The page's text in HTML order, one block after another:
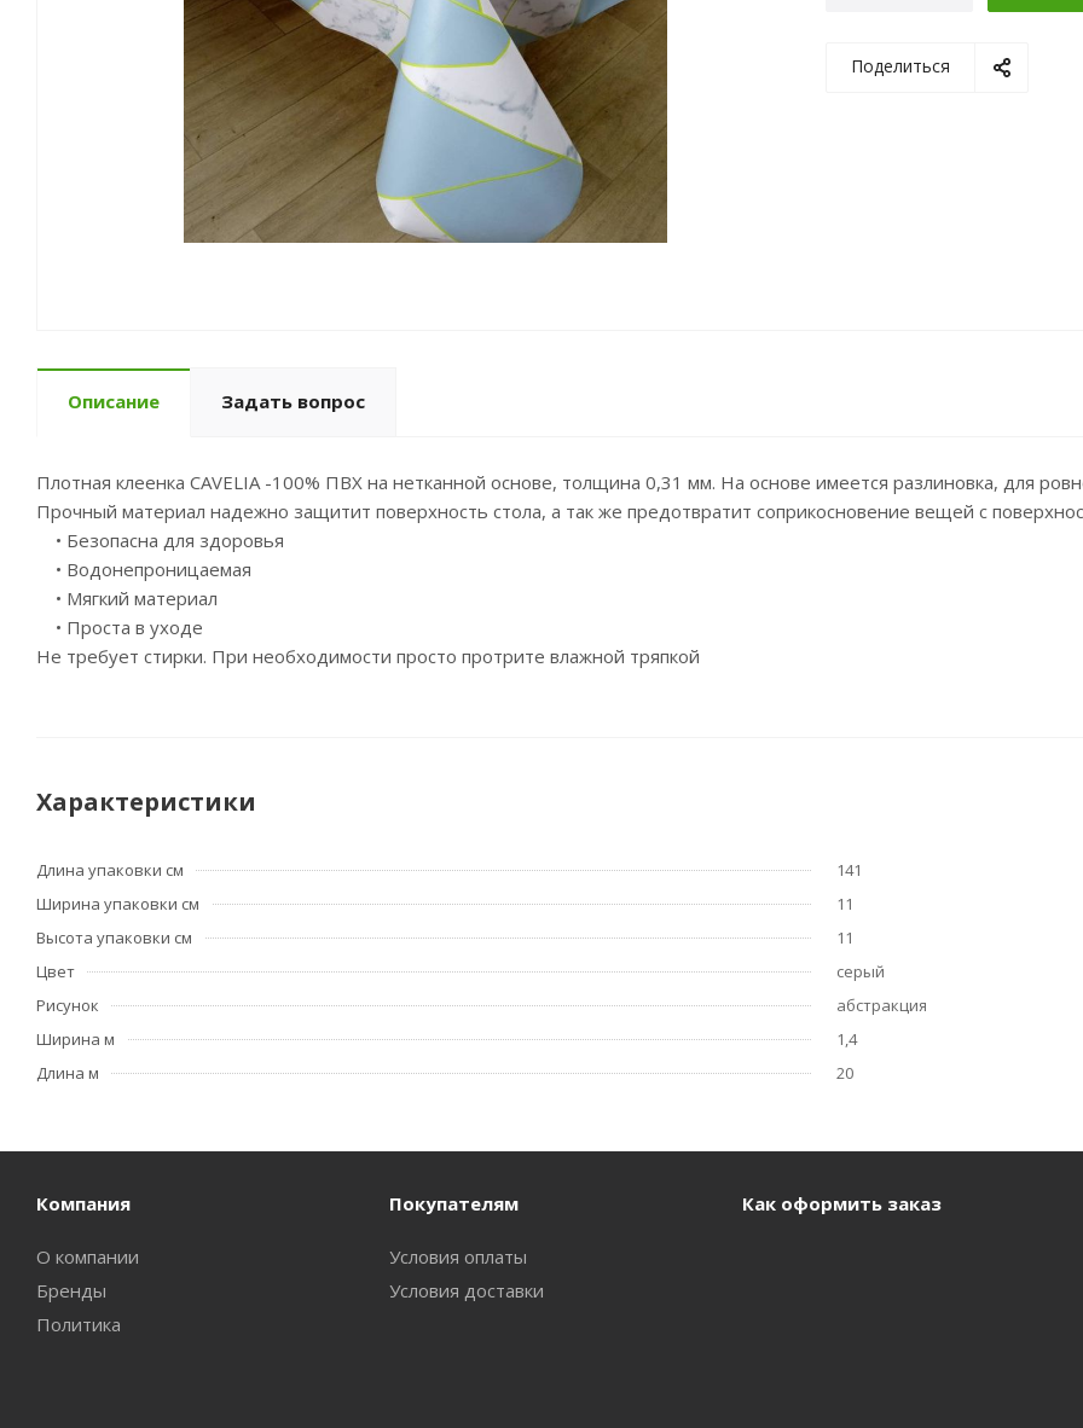
Поделиться
Описание Задать вопрос
Плотная клеенка CAVELIA -100% ПВХ на нетканной основе, толщина 0,31 мм. На основе имеется разлиновка, для
Прочный материал надежно защитит поверхность стола, а так же предотвратит соприкосновение вещей с
• Безопасна для здоровья
• Водонепроницаемая
• Мягкий материал
• Проста в уходе
Не требует стирки. При необходимости просто протрите влажной тряпкой
Характеристики
Длина упаковки см
141
Ширина упаковки см
11
Высота упаковки см
11
Цвет
серый
Рисунок
абстракция
Ширина м
1,4
Длина м
20
Компания
О компании
Бренды
Политика
Покупателям
Условия оплаты
Условия доставки
Как оформить заказ